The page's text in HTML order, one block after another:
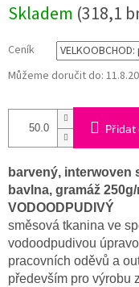
cena:
Skladem (318,1
Ceník
Můžeme doručit do:
Přidat
barvený, interwoven
bavlna, gramáž
VODOODPUDIVÝ
směsová tkanina ve
vodoodpudivou
pracovních oděvů a
především pro výrobu